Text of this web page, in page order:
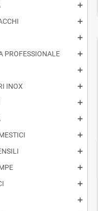
PROFESSIONALE
INOX